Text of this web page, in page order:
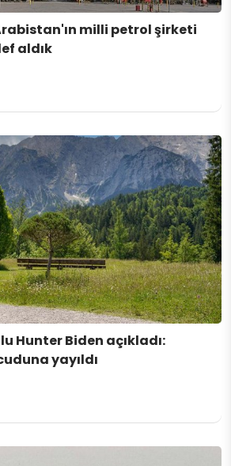
milli petrol şirketi
aldık
Hunter Biden açıkladı:
yayıldı